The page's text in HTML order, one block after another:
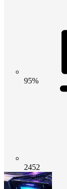
95%
2452